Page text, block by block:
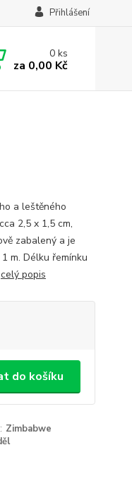
Přihlášení
0ks
za 0,00 Kč
a leštěného
2,5 x 1,5 cm,
zabalený a je
m. Délku řemínku
celý popis
do košíku
Zimbabwe